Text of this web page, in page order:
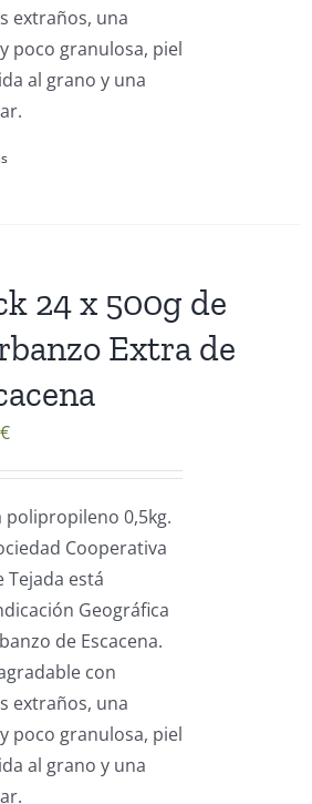
extraños, una
poco granulosa, piel
al grano y una
24 x 500g de
Extra de
€
polipropileno 0,5kg.
Cooperativa
Tejada está
Geográfica
de Escacena.
con
extraños, una
poco granulosa, piel
al grano y una